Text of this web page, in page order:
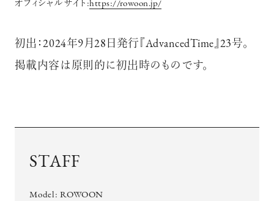
オフィシャルサイト:https://rowoon.jp/
初出：2024年9月28日発行『AdvancedTime』23号。
掲載内容は原則的に初出時のものです。
STAFF
Model: ROWOON